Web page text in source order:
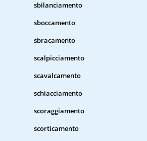
sbilanciamento
sboccamento
sbracamento
scalpicciamento
scavalcamento
schiacciamento
scoraggiamento
scorticamento